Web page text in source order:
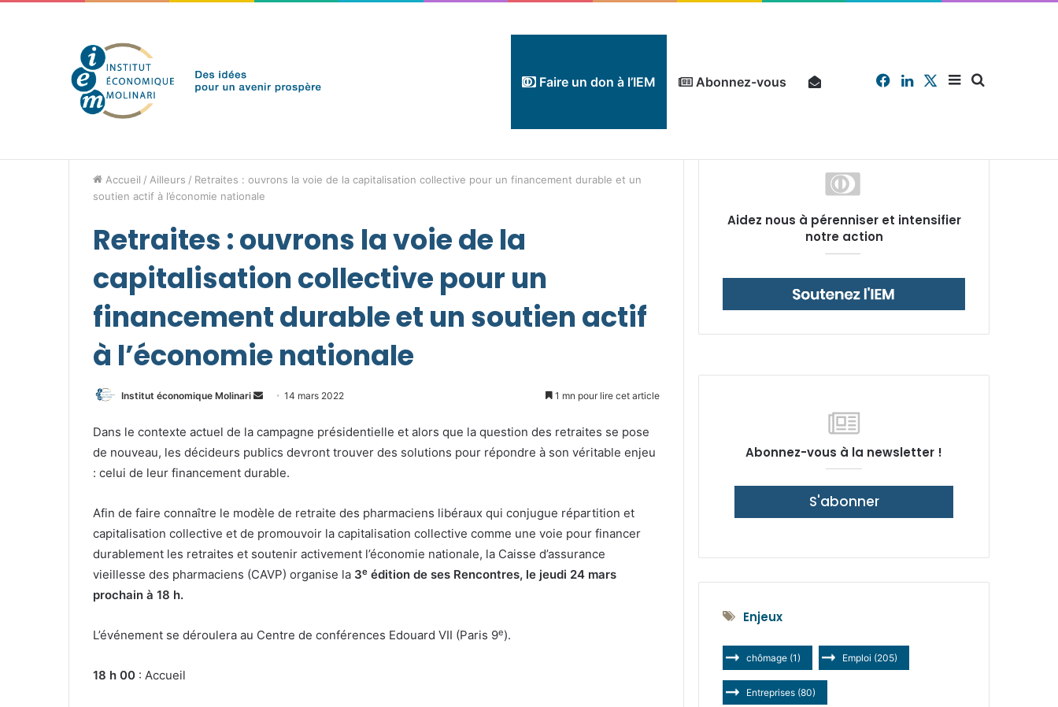
Faire un don à l’IEM Abonnez-vous Sidebar
X
Linkedin
Facebook
Accueil / Ailleurs / Retraites : ouvrons la voie de la capitalisation collective pour un financement durable et un
soutien actif à l’économie nationale
Retraites : ouvrons la voie de la
capitalisation collective pour un
financement durable et un soutien actif
à l’économie nationale
Institut économique Molinari
Envoyer
courriel
14 mars 2022 1 mn pour lire cet article
Dans le contexte actuel de la campagne présidentielle et alors que la question des retraites se pose
de nouveau, les décideurs publics devront trouver des solutions pour répondre à son véritable enjeu
: celui de leur financement durable.
Afin de faire connaître le modèle de retraite des pharmaciens libéraux qui conjugue répartition et
capitalisation collective et de promouvoir la capitalisation collective comme une voie pour financer
durablement les retraites et soutenir activement l’économie nationale, la Caisse d’assurance
vieillesse des pharmaciens (CAVP) organise la 3e édition de ses Rencontres, le jeudi 24 mars
prochain à 18 h.
L’événement se déroulera au Centre de conférences Edouard VII (Paris 9e).
18 h 00 : Accueil
Aidez nous à pérenniser et intensifier
notre action
Abonnez-vous à la newsletter !
S'abonner
Enjeux
chômage (1) Emploi (205)
Entreprises (80)